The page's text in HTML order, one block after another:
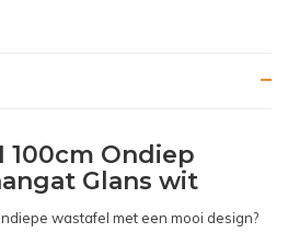
€ 150,- (NL)
100cm Ondiep
Glans wit
wastafel met een mooi design?